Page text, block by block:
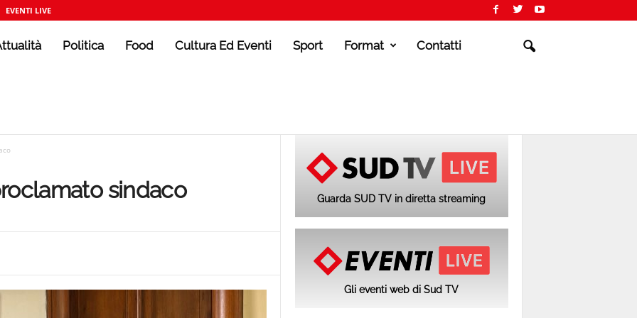
EVENTI LIVE
Politica Food Cultura Ed Eventi Sport Format Contatti
sindaco Guarda SUD TV in diretta streaming
Gli eventi web di Sud TV